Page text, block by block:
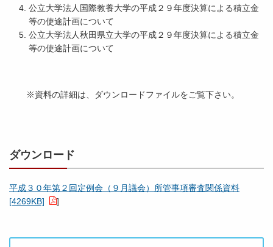
公立大学法人国際教養大学の平成２９年度決算による積立金
等の使途計画について
公立大学法人秋田県立大学の平成２９年度決算による積立金
等の使途計画について
※資料の詳細は、ダウンロードファイルをご覧下さい。
ダウンロード
平成３０年第２回定例会（９月議会）所管事項審査関係資料
[4269KB]
]